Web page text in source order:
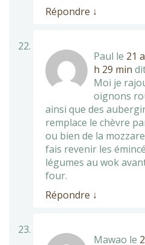
Répondre ↓
Paul le 21
h 29 min
Moi je
oignons
ainsi que des
remplace le chèvre
ou bien de la
fais revenir les
légumes au wok
four.
Répondre ↓
Mawao le